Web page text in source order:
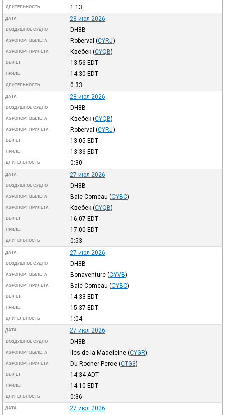
ДЛИТЕЛЬНОСТЬ 1:13
ДАТА 28 июл 2026
ВОЗДУШНОЕ СУДНО DH8B
АЭРОПОРТ ВЫЛЕТА Roberval (CYRJ)
АЭРОПОРТ ПРИЛЕТА Квебек (CYQB)
ВЫЛЕТ 13:56 EDT
ПРИЛЕТ 14:30 EDT
ДЛИТЕЛЬНОСТЬ 0:33
ДАТА 28 июл 2026
ВОЗДУШНОЕ СУДНО DH8B
АЭРОПОРТ ВЫЛЕТА Квебек (CYQB)
АЭРОПОРТ ПРИЛЕТА Roberval (CYRJ)
ВЫЛЕТ 13:05 EDT
ПРИЛЕТ 13:36 EDT
ДЛИТЕЛЬНОСТЬ 0:30
ДАТА 27 июл 2026
ВОЗДУШНОЕ СУДНО DH8B
АЭРОПОРТ ВЫЛЕТА Baie-Comeau (CYBC)
АЭРОПОРТ ПРИЛЕТА Квебек (CYQB)
ВЫЛЕТ 16:07 EDT
ПРИЛЕТ 17:00 EDT
ДЛИТЕЛЬНОСТЬ 0:53
ДАТА 27 июл 2026
ВОЗДУШНОЕ СУДНО DH8B
АЭРОПОРТ ВЫЛЕТА Bonaventure (CYVB)
АЭРОПОРТ ПРИЛЕТА Baie-Comeau (CYBC)
ВЫЛЕТ 14:33 EDT
ПРИЛЕТ 15:37 EDT
ДЛИТЕЛЬНОСТЬ 1:04
ДАТА 27 июл 2026
ВОЗДУШНОЕ СУДНО DH8B
АЭРОПОРТ ВЫЛЕТА Iles-de-la-Madeleine (CYGR)
АЭРОПОРТ ПРИЛЕТА Du Rocher-Perce (CTG3)
ВЫЛЕТ 14:34 ADT
ПРИЛЕТ 14:10 EDT
ДЛИТЕЛЬНОСТЬ 0:36
ДАТА 27 июл 2026